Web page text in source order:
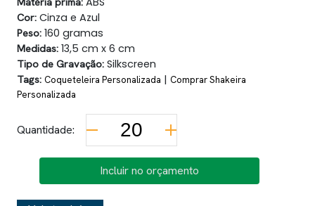
Cor: Cinza e Azul
Peso: 160 gramas
Medidas: 13,5 cm x 6 cm
Tipo de Gravação: Silkscreen
Tags: Coqueteleira Personalizada | Comprar Shakeira
Personalizada
Quantidade:
Incluir no orçamento